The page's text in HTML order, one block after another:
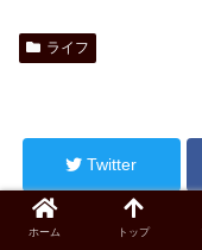
ライフ
Twitter
Pocket
ホーム トップ